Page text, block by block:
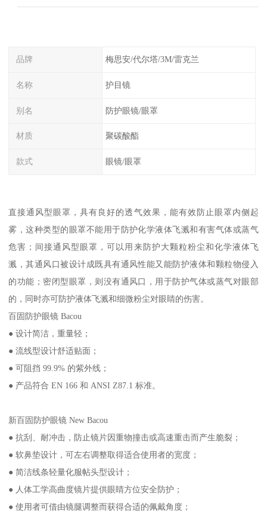
品牌 梅思安/代尔塔/3M/雷克兰
名称 护目镜
别名 防护眼镜/眼罩
材质 聚碳酸酯
款式 眼镜/眼罩
直接通风型眼罩，具有良好的透气效果，能有效防止眼罩内侧起
雾，这种类型的眼罩不能用于防护化学液体飞溅和有害气体或蒸气
危害；间接通风型眼罩，可以用来防护大颗粒粉尘和化学液体飞
溅，其通风口被设计成既具有通风性能又能防护液体和颗粒物侵入
的功能；密闭型眼罩，则没有通风口，用于防护气体或蒸气对眼部
的，同时亦可防护液体飞溅和细微粉尘对眼睛的伤害。
百固防护眼镜 Bacou
● 设计简洁，重量轻；
● 流线型设计舒适贴面；
● 可阻挡 99.9% 的紫外线；
● 产品符合 EN 166 和 ANSI Z87.1 标准。
新百固防护眼镜 New Bacou
● 抗刮、耐冲击，防止镜片因重物撞击或高速重击而产生脆裂；
● 软鼻垫设计，可左右调整取得适合使用者的宽度；
● 简洁线条轻量化服帖头型设计；
● 人体工学高曲度镜片提供眼睛方位安全防护；
● 使用者可借由镜腿调整而获得合适的佩戴角度；